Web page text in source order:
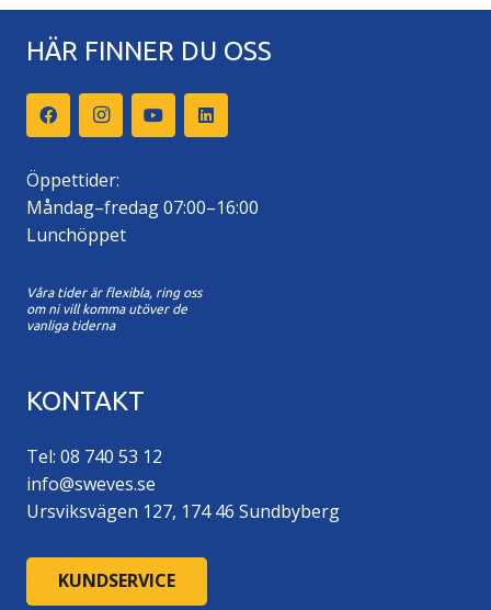
HÄR FINNER DU OSS
Öppettider:
Måndag–fredag 07:00–16:00
Lunchöppet
Våra tider är flexibla, ring oss
om ni vill komma utöver de
vanliga tiderna
KONTAKT
Tel: 08 740 53 12
info@sweves.se
Ursviksvägen 127, 174 46 Sundbyberg
KUNDSERVICE